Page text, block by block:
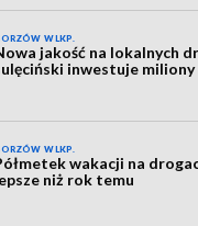
WLKP.
jakość na lokalnych
inwestuje miliony
WLKP.
wakacji na
niż rok temu